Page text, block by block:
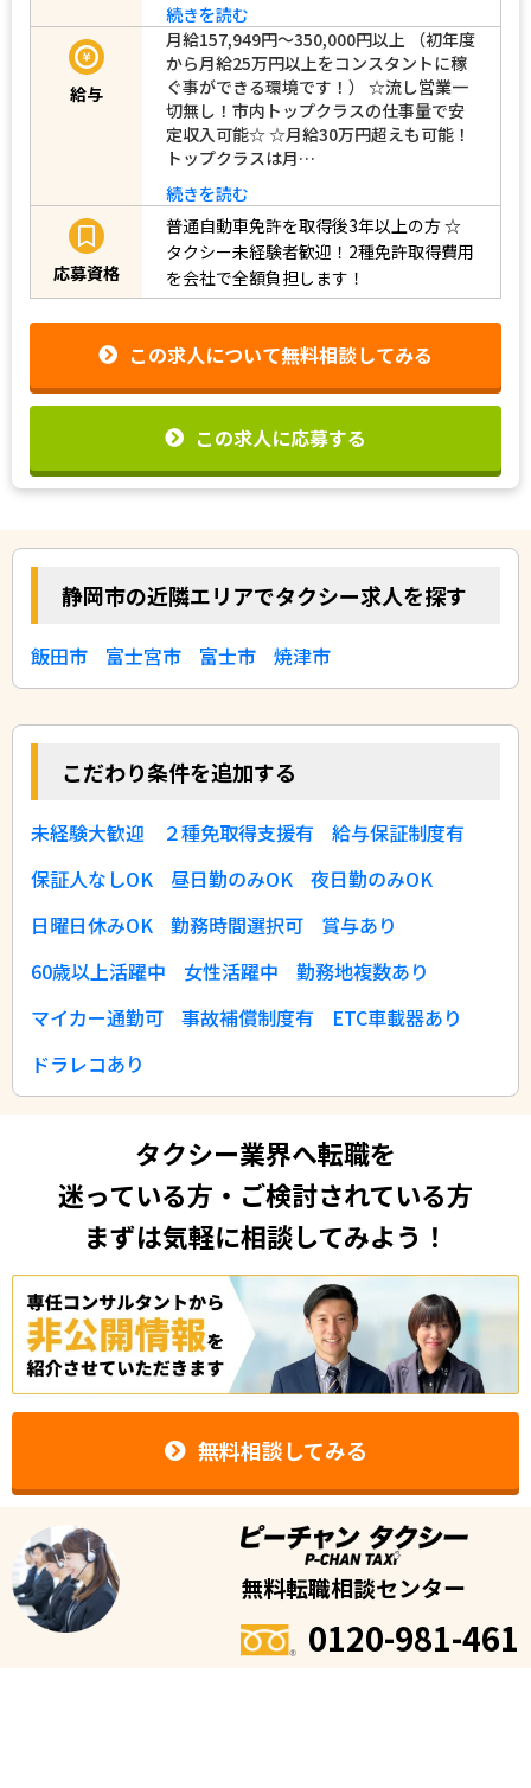
続きを読む
給与
月給157,949円～350,000円以上 （初年度
から月給25万円以上をコンスタントに稼
ぐ事ができる環境です！） ☆流し営業一
切無し！市内トップクラスの仕事量で安
定収入可能☆ ☆月給30万円超えも可能！
トップクラスは月…
続きを読む
応募資格
普通自動車免許を取得後3年以上の方☆
タクシー未経験者歓迎！2種免許取得費用
を会社で全額負担します！
この求人について無料相談してみる
この求人に応募する
静岡市の近隣エリアでタクシー求人を探す
飯田市 富士宮市 富士市 焼津市
こだわり条件を追加する
未経験大歓迎 ２種免取得支援有
給与保証制度有
保証人なしOK
昼日勤のみOK
夜日勤のみOK
日曜日休みOK
勤務時間選択可
賞与あり
60歳以上活躍中
女性活躍中
勤務地複数あり
マイカー通勤可
事故補償制度有
ETC車載器あり
ドラレコあり
タクシー業界へ転職を
迷っている方・ご検討されている方
まずは気軽に相談してみよう！
無料相談してみる
無料転職相談センター
0120-981-461